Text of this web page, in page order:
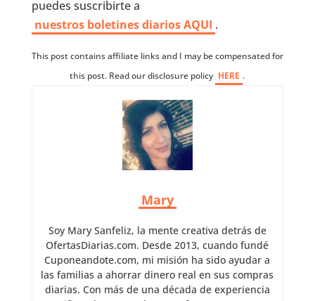
puedes suscribirte a
nuestros boletines diarios AQUI .
This post contains affiliate links and I may be compensated for
this post. Read our disclosure policy HERE .
Mary
Soy Mary Sanfeliz, la mente creativa detrás de
OfertasDiarias.com. Desde 2013, cuando fundé
Cuponeandote.com, mi misión ha sido ayudar a
las familias a ahorrar dinero real en sus compras
diarias. Con más de una década de experiencia